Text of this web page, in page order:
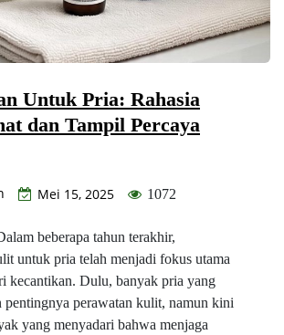
Untuk Pria: Rahasia
dan Tampil Percaya
Mei 15, 2025 1072
beberapa tahun terakhir,
untuk pria telah menjadi fokus utama
kecantikan. Dulu, banyak pria yang
pentingnya perawatan kulit, namun kini
yang menyadari bahwa menjaga